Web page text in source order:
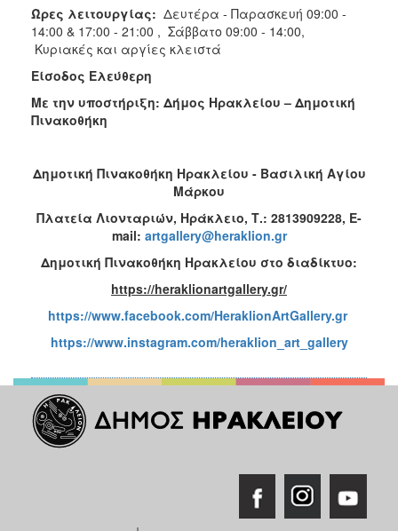
Ώρες λειτουργίας: Δευτέρα - Παρασκευή 09:00 -
14:00 & 17:00 - 21:00 , Σάββατο 09:00 - 14:00,
Κυριακές και αργίες κλειστά
Είσοδος Ελεύθερη
Με την υποστήριξη: Δήμος Ηρακλείου – Δημοτική
Πινακοθήκη
Δημοτική Πινακοθήκη Ηρακλείου - Βασιλική Αγίου
Μάρκου
Πλατεία Λιονταριών, Ηράκλειο, Τ.: 2813909228, E-
mail: artgallery@heraklion.gr
Δημοτική Πινακοθήκη Ηρακλείου στο διαδίκτυο:
https://heraklionartgallery.gr/
https://www.facebook.com/HeraklionArtGallery.gr
https://www.instagram.com/heraklion_art_gallery